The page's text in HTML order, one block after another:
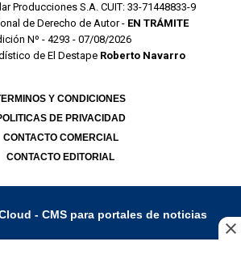
Producciones S.A. CUIT: 33-71448833-9
de Derecho de Autor - EN TRÁMITE
Nº - 4293 - 07/08/2026
de El Destape Roberto Navarro
Y CONDICIONES
DE PRIVACIDAD
CONTACTO COMERCIAL
CONTACTO EDITORIAL
- CMS para portales de noticias